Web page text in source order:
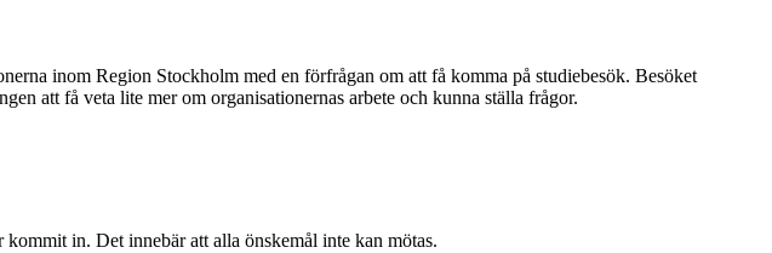
inom Region Stockholm med en förfrågan om att få komma på studiebesök. Besöket
att få veta lite mer om organisationernas arbete och kunna ställa frågor.
in. Det innebär att alla önskemål inte kan mötas.